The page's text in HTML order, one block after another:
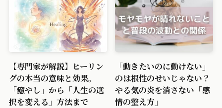
【専門家が解説】ヒーリン
グの本当の意味と効果。
「癒やし」から「人生の選
択を変える」方法まで
「動きたいのに動けない」
のは根性のせいじゃない？
やる気の炎を消さない「感
情の整え方」